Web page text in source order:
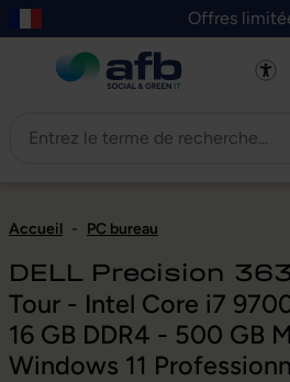
au contenu principal
Skip to B2B platform navigation
Offres
Accueil - PC bureau
DELL Precision
Tour - Intel Core i7
16 GB DDR4 - 500 GB
Windows 11